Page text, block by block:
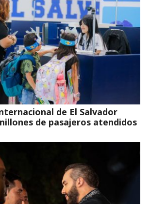
de El Salvador
de pasajeros atendidos